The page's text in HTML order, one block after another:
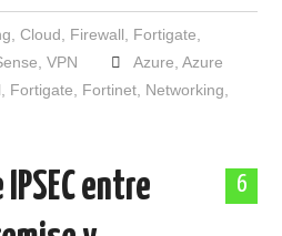
Cloud Firewall Fortigate
,VPN Azure Azure
Fortigate Fortinet Networking
6
entre